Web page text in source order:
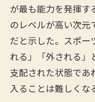
が最も能力を発揮す
のレベルが高い次元
だと示した。スポー
れる」「外される」
支配された状態であ
入ることは難しくな